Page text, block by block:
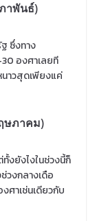
าพันธ์)
ซึ่งทาง
องศาเลยที
นาวสุดเพียงแค่
ษภาคม)
งยังไงในช่วงนี้ก็
วงกลางเดือ
ศาเช่นเดียวกับ